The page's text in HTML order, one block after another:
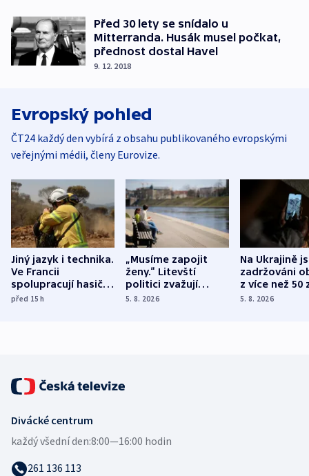
Před 30 lety se snídalo u
Mitterranda. Husák musel počkat,
přednost dostal Havel
9. 12. 2018
Evropský pohled
ČT24 každý den vybírá z obsahu publikovaného evropskými
veřejnými médii, členy Eurovize.
Jiný jazyk i technika.
Ve Francii
spolupracují hasiči z
různých zemí
před 15h
„Musíme zapojit
ženy.“ Litevští
politici zvažují
dohodu o
5. 8. 2026
Na Ukrajině
zadržováni
z více než 50
Bojovali na
5. 8. 2026
Divácké centrum
každý všední den:8:00—16:00 hodin
261 136 113